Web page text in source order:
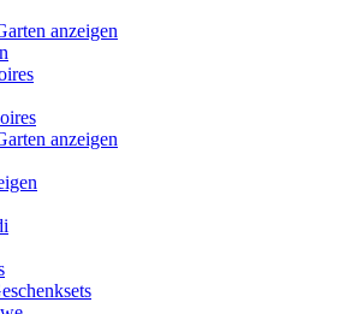
anzeigen
anzeigen